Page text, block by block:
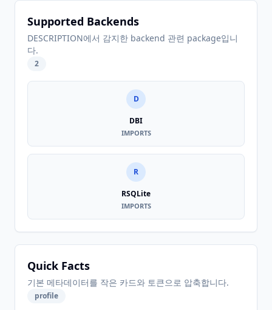
Supported Backends
DESCRIPTION에서 감지한 backend 관련 package입니
다.
2
D
DBI
IMPORTS
R
RSQLite
IMPORTS
Quick Facts
기본 메타데이터를 작은 카드와 토큰으로 압축합니다.
profile